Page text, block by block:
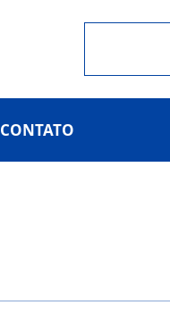
CONTATO